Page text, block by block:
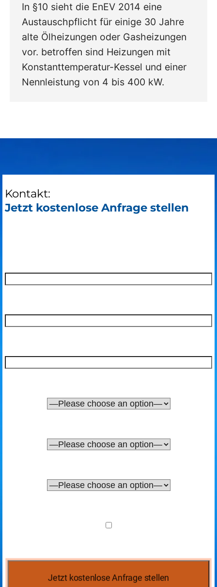
In §10 sieht die EnEV 2014 eine
Austauschpflicht für einige 30 Jahre
alte Ölheizungen oder Gasheizungen
vor. betroffen sind Heizungen mit
Konstanttemperatur-Kessel und einer
Nennleistung von 4 bis 400 kW.
Kontakt:
Jetzt kostenlose Anfrage stellen